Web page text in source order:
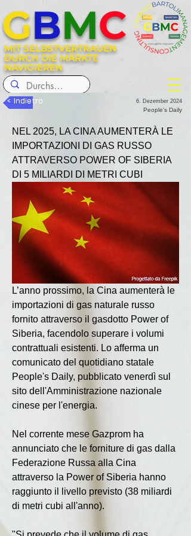
MIT SELBSTVERTRAUEN
DURCH DIE MÄRKTE
NAVIGIEREN
GBMC
< Indietro 6. Dezember 2024
People's Daily
NEL 2025, LA CINA AUMENTERÀ LE
IMPORTAZIONI DI GAS RUSSO
ATTRAVERSO POWER OF SIBERIA
DI 5 MILIARDI DI METRI CUBI
L’anno prossimo, la Cina aumenterà le
importazioni di gas naturale russo
fornito attraverso il gasdotto Power of
Siberia, facendolo superare i volumi
contrattuali esistenti. Lo afferma un
comunicato del quotidiano statale
People's Daily, pubblicato venerdì sul
sito dell'Amministrazione nazionale
cinese per l'energia.
Nel corrente mese Gazprom ha
annunciato che le forniture di gas dalla
Federazione Russa alla Cina
attraverso la Power of Siberia hanno
raggiunto il livello previsto (38 miliardi
di metri cubi all'anno).